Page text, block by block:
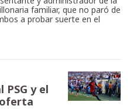
familiar, que no paró de
a probar suerte en el
PSG y el